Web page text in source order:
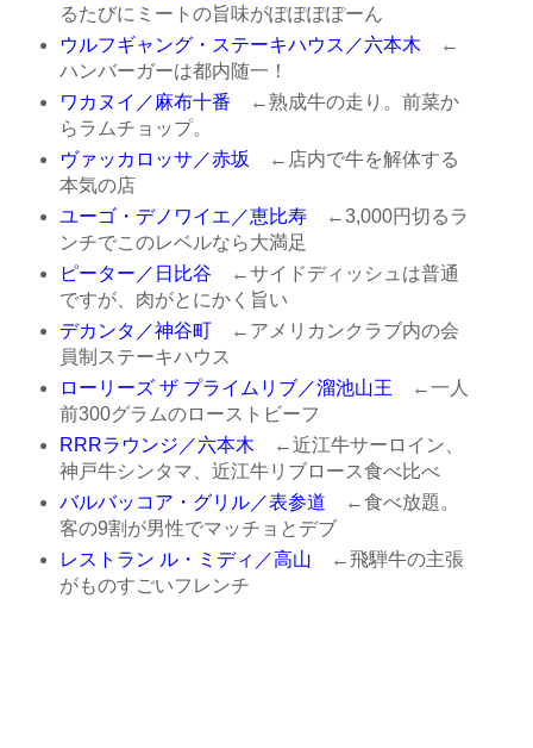
るたびにミートの旨味がぽぽぽぽーん
ウルフギャング・ステーキハウス／六本木 ←
ハンバーガーは都内随一！
ワカヌイ／麻布十番 ←熟成牛の走り。前菜か
らラムチョップ。
ヴァッカロッサ／赤坂 ←店内で牛を解体する
本気の店
ユーゴ・デノワイエ／恵比寿←3,000円切るラ
ンチでこのレベルなら大満足
ピーター／日比谷 ←サイドディッシュは普通
ですが、肉がとにかく旨い
デカンタ／神谷町←アメリカンクラブ内の会
員制ステーキハウス
ローリーズ ザ プライムリブ／溜池山王 ←一人
前300グラムのローストビーフ
RRRラウンジ／六本木 ←近江牛サーロイン、
神戸牛シンタマ、近江牛リブロース食べ比べ
バルバッコア・グリル／表参道 ←食べ放題。
客の9割が男性でマッチョとデブ
レストラン ル・ミディ／高山 ←飛騨牛の主張
がものすごいフレンチ